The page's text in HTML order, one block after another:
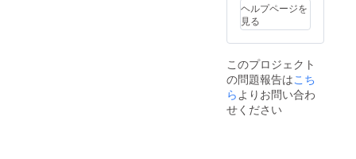
ヘルプページを
見る
このプロジェクト
の問題報告はこち
らよりお問い合わ
せください